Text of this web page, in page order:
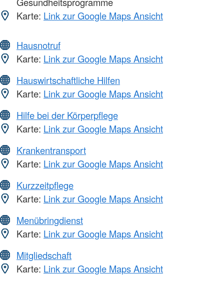
Karte: Link zur Google Maps Ansicht
Hausnotruf
Karte: Link zur Google Maps Ansicht
Hauswirtschaftliche Hilfen
Karte: Link zur Google Maps Ansicht
Hilfe bei der Körperpflege
Karte: Link zur Google Maps Ansicht
Krankentransport
Karte: Link zur Google Maps Ansicht
Kurzzeitpflege
Karte: Link zur Google Maps Ansicht
Menübringdienst
Karte: Link zur Google Maps Ansicht
Mitgliedschaft
Karte: Link zur Google Maps Ansicht